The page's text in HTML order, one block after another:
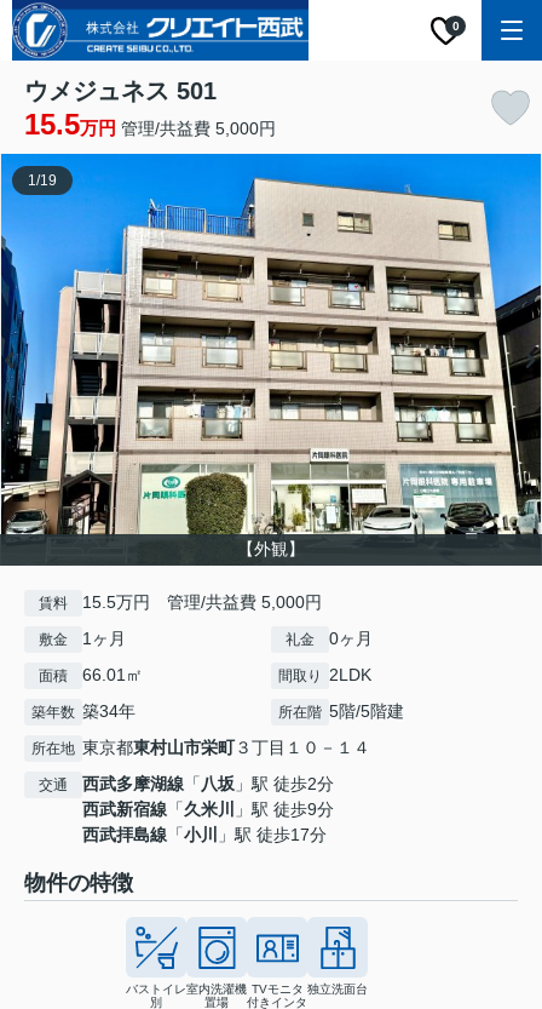
0
ウメジュネス 501
15.5万円 管理/共益費 5,000円
【外観】
1/19
賃料 15.5万円 管理/共益費 5,000円
敷金 1ヶ月 礼金 0ヶ月
面積 66.01㎡ 間取り 2LDK
築年数 築34年 所在階 5階/5階建
所在地 東京都東村山市栄町３丁目１０－１４
交通 西武多摩湖線 「八坂 」駅 徒歩2分
西武新宿線 「久米川
」駅 徒歩9分
西武拝島線 「小川 」駅 徒歩17分
物件の特徴
バストイレ
別
室内洗濯機
置場
TVモニタ
付きインタ
独立洗面台